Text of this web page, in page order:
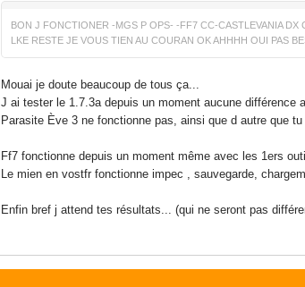
BON J FONCTIONER -MGS P OPS- -FF7 CC-CASTLEVANIA
LKE RESTE JE VOUS TIEN AU COURAN OK AHHHH OUI PAS
Mouai je doute beaucoup de tous ça...
J ai tester le 1.7.3a depuis un moment aucune différence
Parasite Ève 3 ne fonctionne pas, ainsi que d autre que
Ff7 fonctionne depuis un moment même avec les 1ers
Le mien en vostfr fonctionne impec , sauvegarde,
Enfin bref j attend tes résultats... (qui ne seront pas